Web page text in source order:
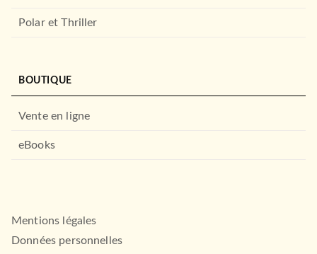
Polar et Thriller
BOUTIQUE
Vente en ligne
eBooks
Mentions légales
Données personnelles